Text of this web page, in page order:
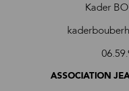
Kader
ASSOCIATION